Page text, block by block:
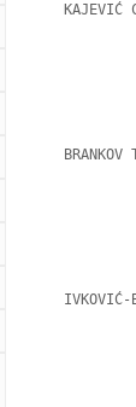
KAJEVIĆ
BRANKOV
IVKOVIĆ-